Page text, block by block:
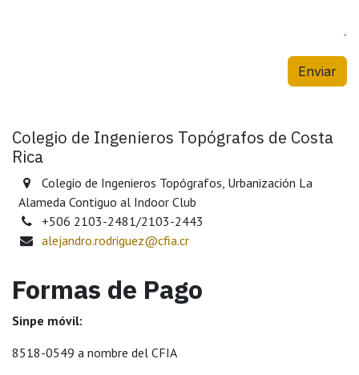
Enviar
Colegio de Ingenieros Topógrafos de Costa
Rica
Colegio de Ingenieros Topógrafos, Urbanización La
Alameda Contiguo al Indoor Club
+506 2103-2481/2103-2443
alejandro.rodriguez@cfia.cr
Formas de Pago
Sinpe móvil:
​8518-0549 a nombre del CFIA